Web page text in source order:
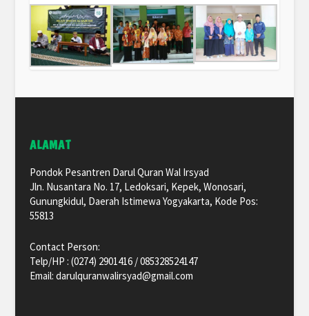
ALAMAT
Pondok Pesantren Darul Quran Wal Irsyad
Jln. Nusantara No. 17, Ledoksari, Kepek, Wonosari,
Gunungkidul, Daerah Istimewa Yogyakarta, Kode Pos:
55813
Contact Person:
Telp/HP : (0274) 2901416 / 085328524147
Email: darulquranwalirsyad@gmail.com